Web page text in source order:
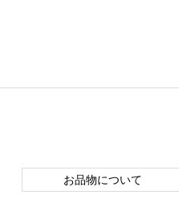
お品物について